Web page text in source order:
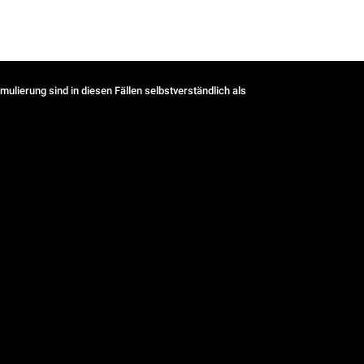
sind in diesen Fällen selbstverständlich als